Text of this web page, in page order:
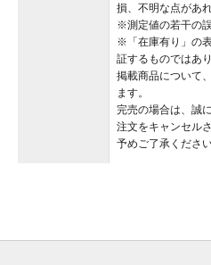
損、不明な点があ
※測定値の若干の
※「在庫有り」の
証するものではあり
掲載商品について
ます。
完売の場合は、誠
注文をキャンセル
予めご了承ください